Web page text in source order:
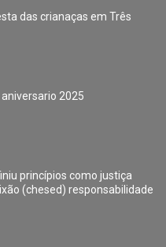
das crianaças em Três
2025
princípios como justiça
(chesed) responsabilidade